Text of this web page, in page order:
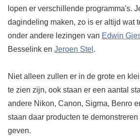
lopen er verschillende programma's.
dagindeling maken, zo is er altijd wat
onder andere lezingen van Edwin
Besselink en Jeroen Stel .
Niet alleen zullen er in de grote en
te zien zijn, ook staan er een aantal
andere Nikon, Canon, Sigma, Benro
staan daar producten te
geven.